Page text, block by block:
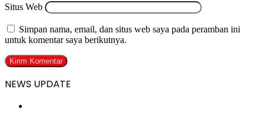
Situs Web
Simpan nama, email, dan situs web saya pada peramban ini
untuk komentar saya berikutnya.
NEWS UPDATE